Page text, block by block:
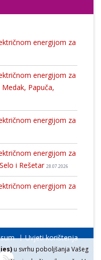
u svrhu poboljšanja Vašeg
energijom za
energijom za
Papuča,
energijom za
energijom za
i Rešetar 28.07.2026
energijom za
Uvjeti korištenja